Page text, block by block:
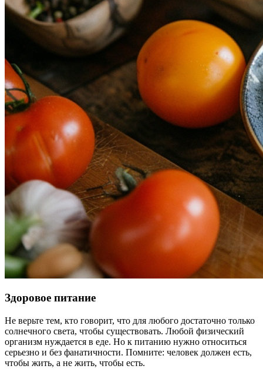
Здоровое питание
Не верьте тем, кто говорит, что для любого достаточно только
солнечного света, чтобы существовать. Любой физический
организм нуждается в еде. Но к питанию нужно относиться
серьезно и без фанатичности. Помните: человек должен есть,
чтобы жить, а не жить, чтобы есть.